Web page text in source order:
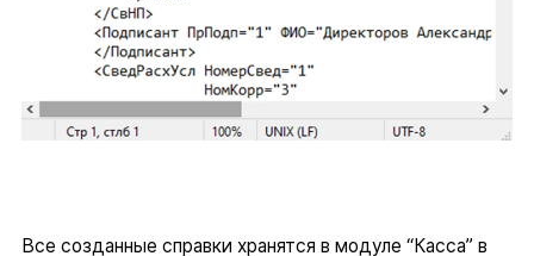
Все созданные справки хранятся в модуле “Касса” в